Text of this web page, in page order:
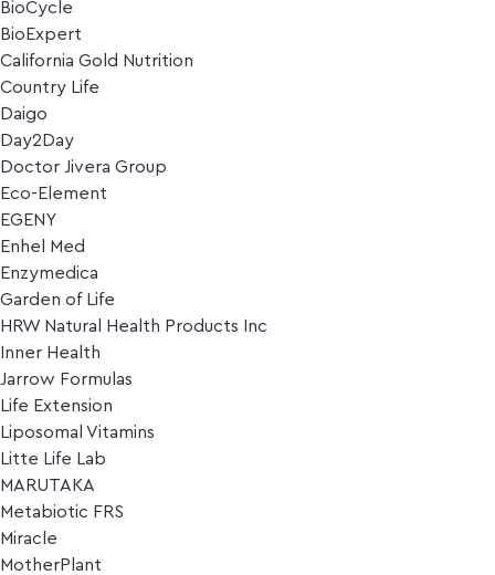
BioCycle
BioExpert
California Gold Nutrition
Country Life
Daigo
Day2Day
Doctor Jivera Group
Eco-Element
EGENY
Enhel Med
Enzymedica
Garden of Life
HRW Natural Health Products Inc
Inner Health
Jarrow Formulas
Life Extension
Liposomal Vitamins
Litte Life Lab
MARUTAKA
Metabiotic FRS
Miracle
MotherPlant